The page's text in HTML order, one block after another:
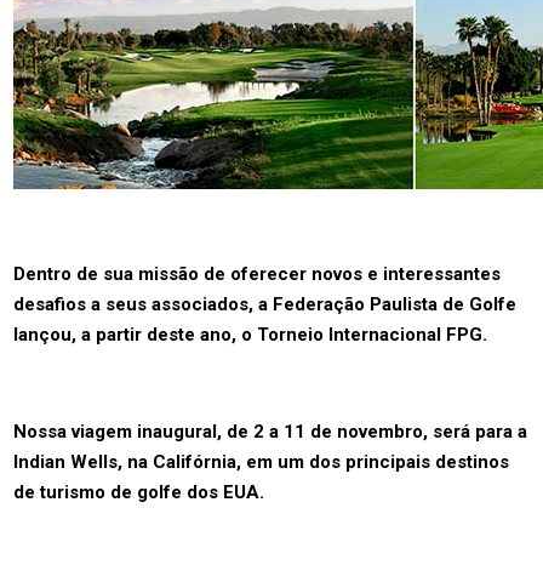
Dentro de sua missão de oferecer novos e interessantes
desafios a seus associados, a Federação Paulista de Golfe
lançou, a partir deste ano, o Torneio Internacional FPG.
Nossa viagem inaugural, de 2 a 11 de novembro, será para a
Indian Wells, na Califórnia, em um dos principais destinos
de turismo de golfe dos EUA.